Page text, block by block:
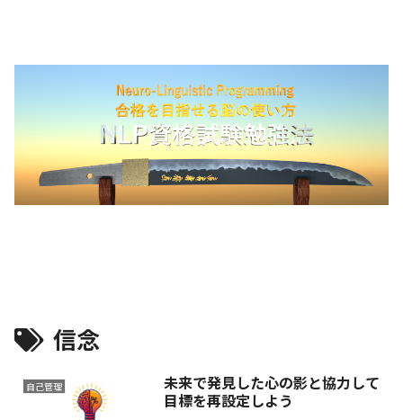
信念
自己管理
未来で発見した心の影と協力して
目標を再設定しよう